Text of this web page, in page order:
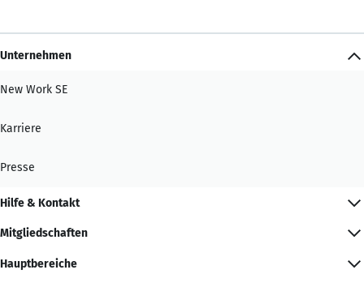
Unternehmen
New Work SE
Karriere
Presse
Hilfe & Kontakt
Mitgliedschaften
Hauptbereiche